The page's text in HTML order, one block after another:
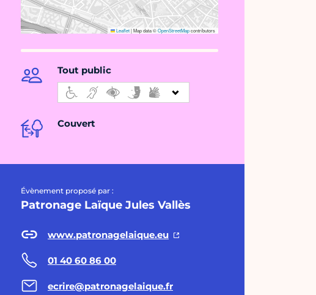
Leaflet|Map data ©OpenStreetMapcontributors
Tout public
Couvert
Évènement proposé par :
Patronage Laïque Jules Vallès
www.patronagelaique.eu
01 40 60 86 00
ecrire@patronagelaique.fr